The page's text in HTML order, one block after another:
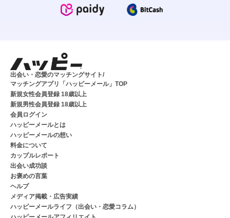
出会い・恋愛のマッチングサイト/
マッチングアプリ「ハッピーメール」TOP
新規女性会員登録 18歳以上
新規男性会員登録 18歳以上
会員ログイン
ハッピーメールとは
ハッピーメールの想い
料金について
カップルレポート
出会い成功談
お褒めの言葉
ヘルプ
メディア掲載・広告実績
ハッピーメールライフ（出会い・恋愛コラム）